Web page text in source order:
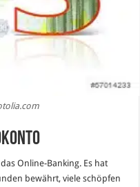
Online-Banking. Es hat
bewährt, viele schöpfen